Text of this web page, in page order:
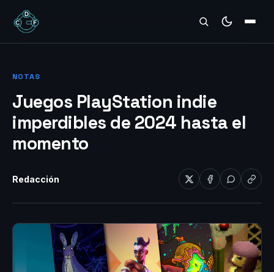
REVIEWS
NOTAS
Juegos PlayStation indie
imperdibles de 2024 hasta el
momento
Redacción